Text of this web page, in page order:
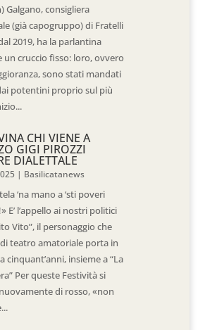
Galgano, consigliera
(già capogruppo) di Fratelli
2019, ha la parlantina
un cruccio fisso: loro, ovvero
sono stati mandati
potentini proprio sul più
CHI VIENE A
GIGI PIROZZI
DIALETTALE
| Basilicatanews
‘na mano a ‘sti poveri
E’ l’appello ai nostri politici
Vito”, il personaggio che
di teatro amatoriale porta in
cinquant’anni, insieme a “La
Per queste Festività si
di rosso, «non